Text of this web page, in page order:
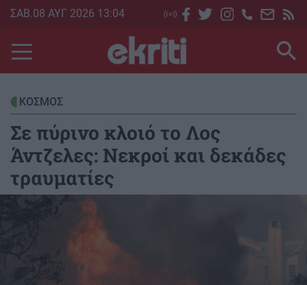
Skip
main
content
ΣΑΒ.08 ΑΥΓ 2026 13:04
ΚΟΣΜΟΣ
Σε πύρινο κλοιό το Λος
Άντζελες: Νεκροί και δεκάδες
τραυματίες